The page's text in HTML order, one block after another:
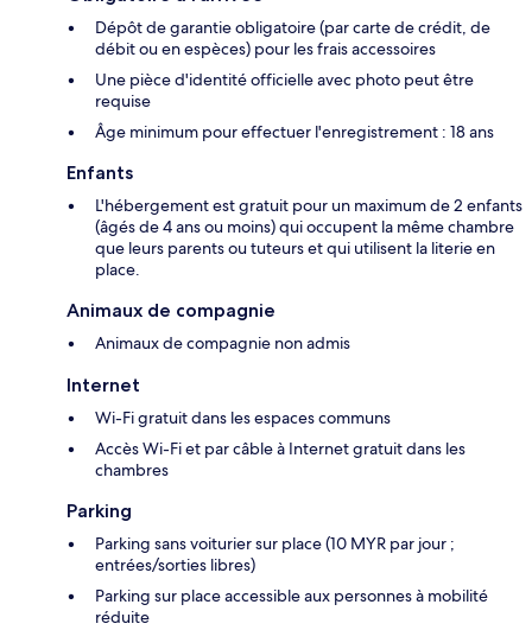
Dépôt de garantie obligatoire (par carte de crédit, de
débit ou en espèces) pour les frais accessoires
Une pièce d'identité officielle avec photo peut être
requise
Âge minimum pour effectuer l'enregistrement : 18 ans
Enfants
L'hébergement est gratuit pour un maximum de 2 enfants
(âgés de 4 ans ou moins) qui occupent la même chambre
que leurs parents ou tuteurs et qui utilisent la literie en
place.
Animaux de compagnie
Animaux de compagnie non admis
Internet
Wi-Fi gratuit dans les espaces communs
Accès Wi-Fi et par câble à Internet gratuit dans les
chambres
Parking
Parking sans voiturier sur place (10 MYR par jour ;
entrées/sorties libres)
Parking sur place accessible aux personnes à mobilité
réduite